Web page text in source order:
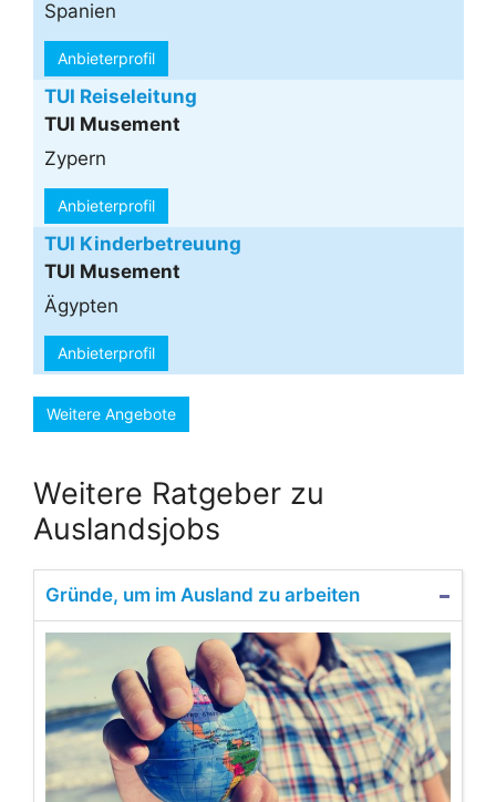
Spanien
Anbieterprofil
TUI Reiseleitung
TUI Musement
Zypern
Anbieterprofil
TUI Kinderbetreuung
TUI Musement
Ägypten
Anbieterprofil
Weitere Angebote
Weitere Ratgeber zu
Auslandsjobs
Gründe, um im Ausland zu arbeiten